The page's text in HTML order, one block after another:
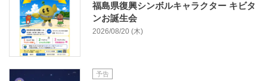
福島県復興シンボルキャラクター キビタ
ンお誕生会
2026/08/20 (木)
予告